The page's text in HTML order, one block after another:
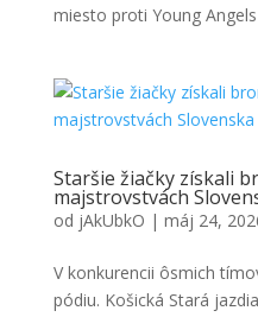
miesto proti Young Angels
Staršie žiačky získali
majstrovstvách
od jAkUbkO | máj 24,
V konkurencii ôsmich
pódiu. Košická Stará